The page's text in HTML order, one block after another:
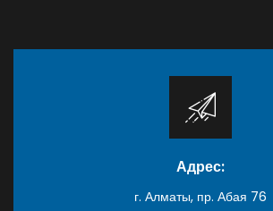
Адрес:
г. Алматы, пр. Абая 76